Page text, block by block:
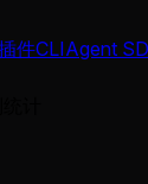
件CLIAgent